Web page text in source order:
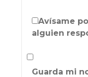
Avísame
alguien
Guarda mi